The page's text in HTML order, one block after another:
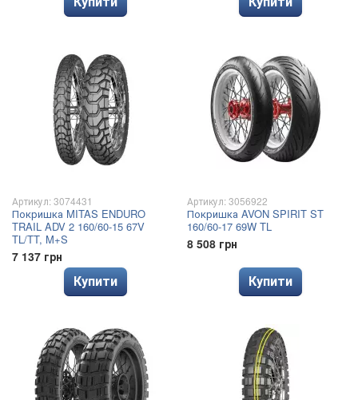
Артикул: 3074431
Покришка MITAS ENDURO
TRAIL ADV 2 160/60-15 67V
TL/TT, M+S
7 137 грн
Купити
Артикул: 3056922
Покришка AVON SPIRIT ST
160/60-17 69W TL
8 508 грн
Купити